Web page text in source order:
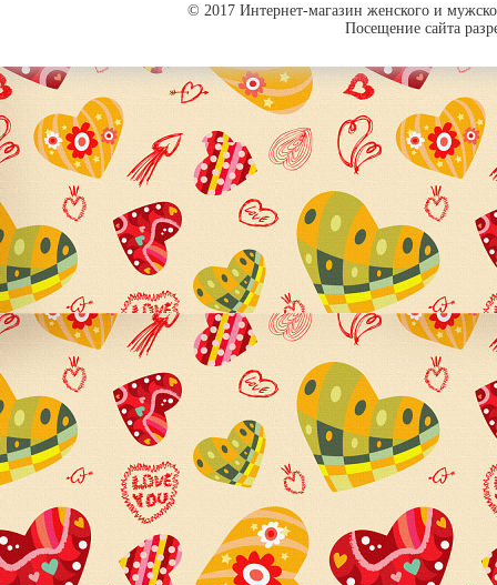
© 2017 Интернет-магазин женского и
Посещение сайта